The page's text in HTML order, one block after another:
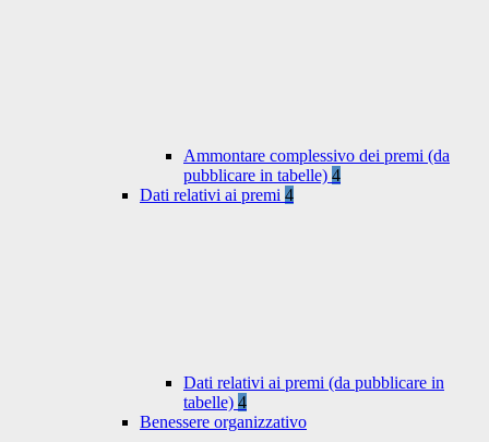
Ammontare complessivo dei premi (da
pubblicare in tabelle) 4
Dati relativi ai premi 4
Dati relativi ai premi (da pubblicare in
tabelle) 4
Benessere organizzativo